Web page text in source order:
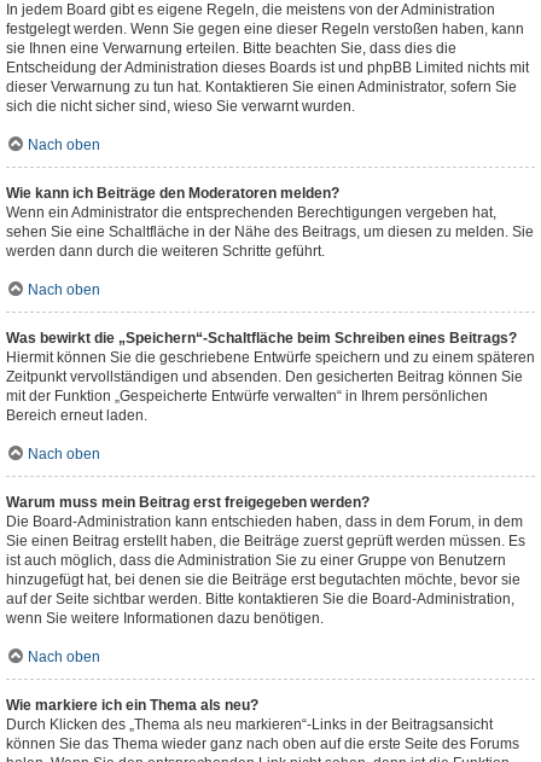
In jedem Board gibt es eigene Regeln, die meistens von der Administration
festgelegt werden. Wenn Sie gegen eine dieser Regeln verstoßen haben, kann
sie Ihnen eine Verwarnung erteilen. Bitte beachten Sie, dass dies die
Entscheidung der Administration dieses Boards ist und phpBB Limited nichts mit
dieser Verwarnung zu tun hat. Kontaktieren Sie einen Administrator, sofern Sie
sich die nicht sicher sind, wieso Sie verwarnt wurden.
Nach oben
Wie kann ich Beiträge den Moderatoren melden?
Wenn ein Administrator die entsprechenden Berechtigungen vergeben hat,
sehen Sie eine Schaltfläche in der Nähe des Beitrags, um diesen zu melden. Sie
werden dann durch die weiteren Schritte geführt.
Nach oben
Was bewirkt die „Speichern“-Schaltfläche beim Schreiben eines Beitrags?
Hiermit können Sie die geschriebene Entwürfe speichern und zu einem späteren
Zeitpunkt vervollständigen und absenden. Den gesicherten Beitrag können Sie
mit der Funktion „Gespeicherte Entwürfe verwalten“ in Ihrem persönlichen
Bereich erneut laden.
Nach oben
Warum muss mein Beitrag erst freigegeben werden?
Die Board-Administration kann entschieden haben, dass in dem Forum, in dem
Sie einen Beitrag erstellt haben, die Beiträge zuerst geprüft werden müssen. Es
ist auch möglich, dass die Administration Sie zu einer Gruppe von Benutzern
hinzugefügt hat, bei denen sie die Beiträge erst begutachten möchte, bevor sie
auf der Seite sichtbar werden. Bitte kontaktieren Sie die Board-Administration,
wenn Sie weitere Informationen dazu benötigen.
Nach oben
Wie markiere ich ein Thema als neu?
Durch Klicken des „Thema als neu markieren“-Links in der Beitragsansicht
können Sie das Thema wieder ganz nach oben auf die erste Seite des Forums